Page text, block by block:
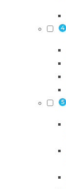
4
5